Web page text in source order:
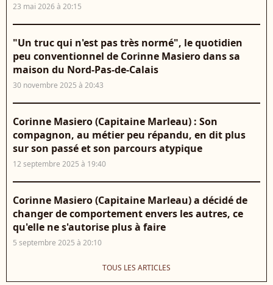
23 mai 2026 à 20:15
"Un truc qui n'est pas très normé", le quotidien
peu conventionnel de Corinne Masiero dans sa
maison du Nord-Pas-de-Calais
30 novembre 2025 à 20:43
Corinne Masiero (Capitaine Marleau) : Son
compagnon, au métier peu répandu, en dit plus
sur son passé et son parcours atypique
12 septembre 2025 à 19:40
Corinne Masiero (Capitaine Marleau) a décidé de
changer de comportement envers les autres, ce
qu'elle ne s'autorise plus à faire
5 septembre 2025 à 20:10
TOUS LES ARTICLES